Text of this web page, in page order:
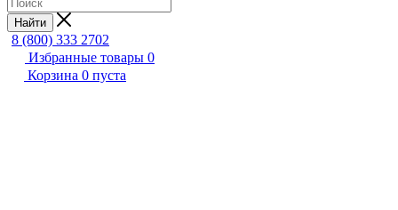
Найти
8 (800) 333 2702
Избранные товары 0
Корзина 0 пуста